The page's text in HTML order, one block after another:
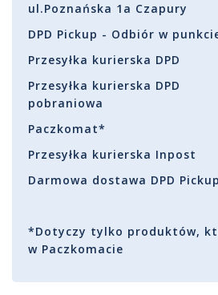
ul.Poznańska 1a Czapury
DPD Pickup - Odbiór w
Przesyłka kurierska DPD
Przesyłka kurierska DPD
pobraniowa
Paczkomat*
Przesyłka kurierska Inpost
Darmowa dostawa DPD Pickup
*Dotyczy tylko produktów,
w Paczkomacie